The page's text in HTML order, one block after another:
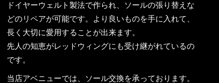
ドイヤーウェルト製法で作られ、ソールの張り替えな
どのリペアが可能です。より良いものを手に入れて、
長く大切に愛用することが出来ます。
先人の知恵がレッドウィングにも受け継がれているの
です。
当店アベニューでは、ソール交換を承っております。